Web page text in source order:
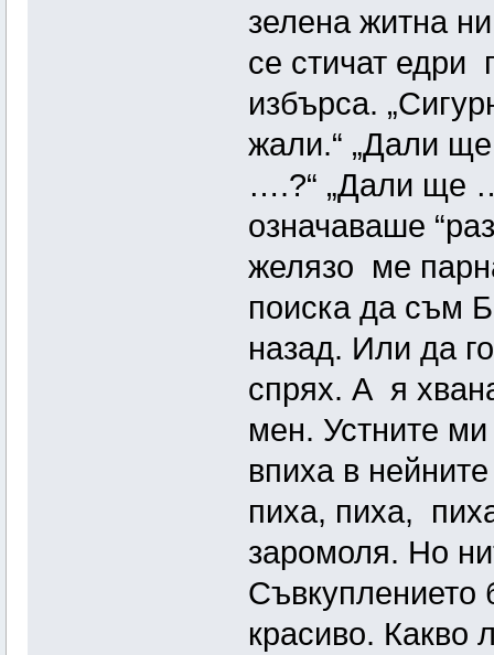
зелена житна
се стичат едри
избърса.
жали.“ „Дали
….?“ „Дали ще
означаваше
желязо ме
поиска да съм
назад. Или да
спрях. А я
мен. Устните
впиха в
пиха, пиха,
заромоля. Но
Съвкуплението
красиво. Какво